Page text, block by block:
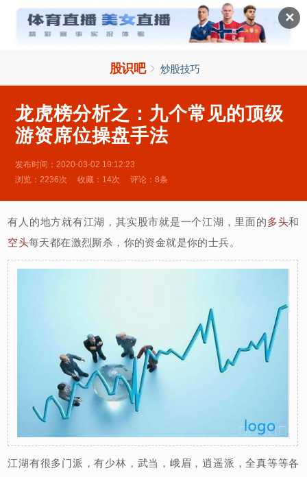
✕
股识吧  炒股技巧

龙虎榜分析之：九个常见的顶级
游资席位操盘手法
发布时间：2020-03-02 19:12:23
浏览：2236次
收藏：14次 评论：8条
有人的地方就有江湖，其实股市就是一个江湖，里面的多头和
空头每天都在激烈厮杀，你的资金就是你的士兵。
江湖有很多门派，有少林，武当，峨眉，逍遥派，全真等等各